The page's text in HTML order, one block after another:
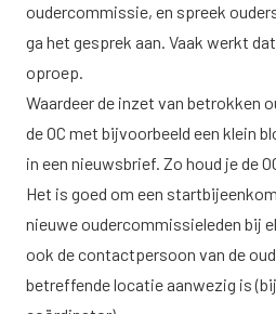
oudercommissie, en spreek
ga het gesprek aan. Vaak werkt
oproep.
Waardeer de inzet van betrokken
de OC met bijvoorbeeld een klein
in een nieuwsbrief. Zo houd je de
Het is goed om een
nieuwe oudercommissieleden bij
ook de contactpersoon van de
betreffende locatie aanwezig is